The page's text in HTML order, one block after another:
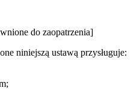
do zaopatrzenia]
niniejszą ustawą przysługuje: